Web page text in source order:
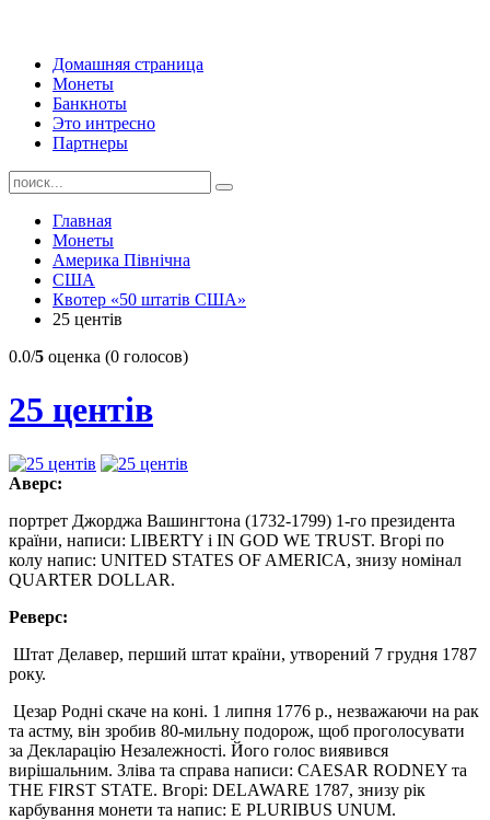
Домашняя страница
Монеты
Банкноты
Это интресно
Партнеры
Главная
Монеты
Америка Північна
США
Квотер «50 штатів США»
25 центів
0.0/5 оценка (0 голосов)
25 центів
Аверс:
портрет Джорджа Вашингтона (1732-1799) 1-го президента
країни, написи: LIBERTY і IN GOD WE TRUST. Вгорі по
колу напис: UNITED STATES OF AMERICA, знизу номінал
QUARTER DOLLAR.
Реверс:
Штат Делавер, перший штат країни, утворений 7 грудня 1787
року.
Цезар Родні скаче на коні. 1 липня 1776 р., незважаючи на рак
та астму, він зробив 80-мильну подорож, щоб проголосувати
за Декларацію Незалежності. Його голос виявився
вирішальним. Зліва та справа написи: CAESAR RODNEY та
THE FIRST STATE. Вгорі: DELAWARE 1787, знизу рік
карбування монети та напис: E PLURIBUS UNUM.